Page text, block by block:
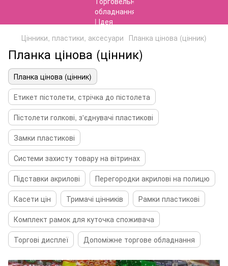
Цінники, пластики, аксесуари Планка цінова (цінник)
Планка цінова (цінник)
Планка цінова (цінник)
Етикет пістолети, стрічка до пістолета
Пістолети голкові, з'єднувачі пластикові
Замки пластикові
Системи захисту товару на вітринах
Підставки акрилові
Перегородки акрилові на полицю
Касети цін
Тримачі цінників
Рамки пластикові
Комплект рамок для куточка споживача
Торгові дисплеї
Допоміжне торгове обладнання